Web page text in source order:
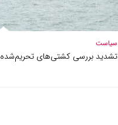
سیاست
تشدید بررسی کشتی‌های تحریم‌شده